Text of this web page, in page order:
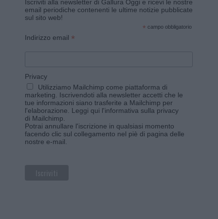
Iscriviti alla newsletter di Gallura Oggi e ricevi le nostre
email periodiche contenenti le ultime notizie pubblicate
sul sito web!
* campo obbligatorio
Indirizzo email *
Privacy
Utilizziamo Mailchimp come piattaforma di
marketing. Iscrivendoti alla newsletter accetti che le
tue informazioni siano trasferite a Mailchimp per
l'elaborazione. Leggi qui l'informativa sulla privacy
di Mailchimp
Potrai annullare l'iscrizione in qualsiasi momento
facendo clic sul collegamento nel piè di pagina delle
nostre e-mail.